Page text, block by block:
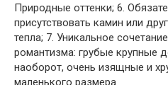
Природные оттенки; 6.
присутствовать камин или
тепла; 7. Уникальное
романтизма: грубые крупные
наоборот, очень изящные и
маленького размера.